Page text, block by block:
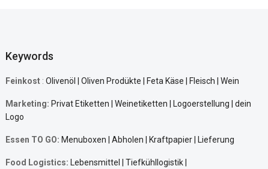
Keywords
Feinkost : Olivenöl | Oliven Prodükte | Feta Käse | Fleisch | Wein
Marketing: Privat Etiketten | Weinetiketten | Logoerstellung | dein
Logo
Essen TO GO: Menuboxen | Abholen | Kraftpapier | Lieferung
Food Logistics: Lebensmittel | Tiefkühllogistik